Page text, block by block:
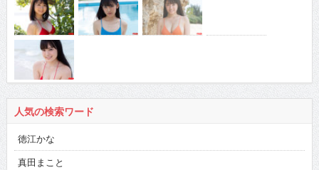
人気の検索ワード
徳江かな
真田まこと